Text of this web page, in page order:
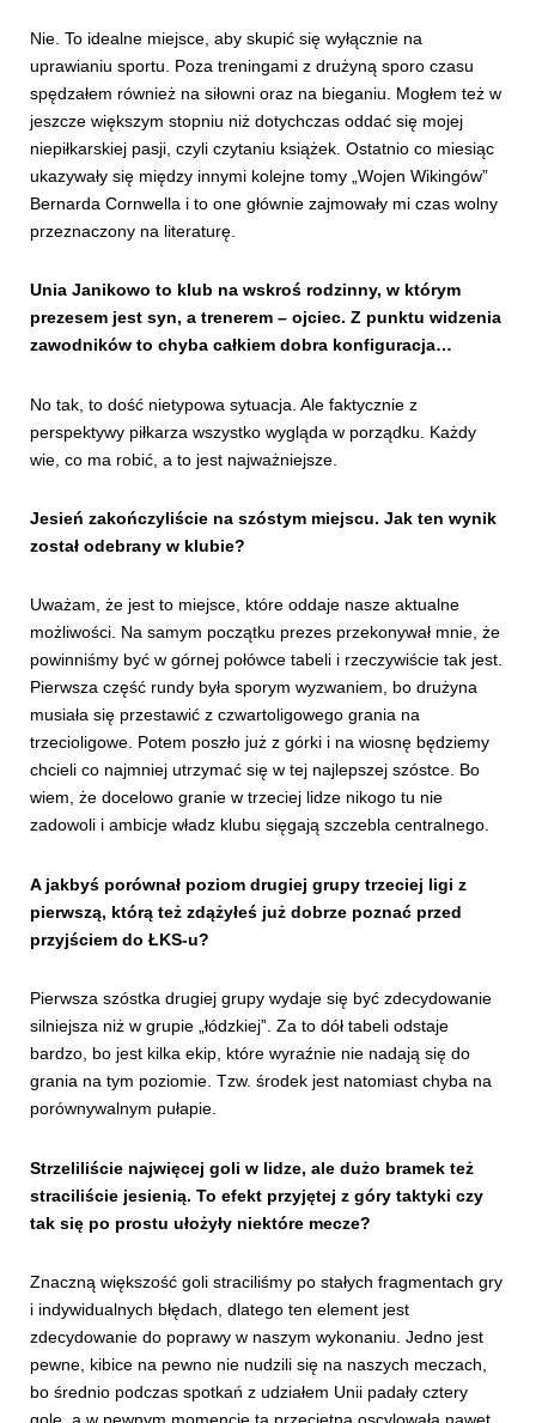
Nie. To idealne miejsce, aby skupić się wyłącznie na
uprawianiu sportu. Poza treningami z drużyną sporo czasu
spędzałem również na siłowni oraz na bieganiu. Mogłem też w
jeszcze większym stopniu niż dotychczas oddać się mojej
niepiłkarskiej pasji, czyli czytaniu książek. Ostatnio co miesiąc
ukazywały się między innymi kolejne tomy „Wojen Wikingów”
Bernarda Cornwella i to one głównie zajmowały mi czas wolny
przeznaczony na literaturę.
Unia Janikowo to klub na wskroś rodzinny, w którym
prezesem jest syn, a trenerem – ojciec. Z punktu widzenia
zawodników to chyba całkiem dobra konfiguracja…
No tak, to dość nietypowa sytuacja. Ale faktycznie z
perspektywy piłkarza wszystko wygląda w porządku. Każdy
wie, co ma robić, a to jest najważniejsze.
Jesień zakończyliście na szóstym miejscu. Jak ten wynik
został odebrany w klubie?
Uważam, że jest to miejsce, które oddaje nasze aktualne
możliwości. Na samym początku prezes przekonywał mnie, że
powinniśmy być w górnej połówce tabeli i rzeczywiście tak jest.
Pierwsza część rundy była sporym wyzwaniem, bo drużyna
musiała się przestawić z czwartoligowego grania na
trzecioligowe. Potem poszło już z górki i na wiosnę będziemy
chcieli co najmniej utrzymać się w tej najlepszej szóstce. Bo
wiem, że docelowo granie w trzeciej lidze nikogo tu nie
zadowoli i ambicje władz klubu sięgają szczebla centralnego.
A jakbyś porównał poziom drugiej grupy trzeciej ligi z
pierwszą, którą też zdążyłeś już dobrze poznać przed
przyjściem do ŁKS-u?
Pierwsza szóstka drugiej grupy wydaje się być zdecydowanie
silniejsza niż w grupie „łódzkiej”. Za to dół tabeli odstaje
bardzo, bo jest kilka ekip, które wyraźnie nie nadają się do
grania na tym poziomie. Tzw. środek jest natomiast chyba na
porównywalnym pułapie.
Strzeliliście najwięcej goli w lidze, ale dużo bramek też
straciliście jesienią. To efekt przyjętej z góry taktyki czy
tak się po prostu ułożyły niektóre mecze?
Znaczną większość goli straciliśmy po stałych fragmentach gry
i indywidualnych błędach, dlatego ten element jest
zdecydowanie do poprawy w naszym wykonaniu. Jedno jest
pewne, kibice na pewno nie nudzili się na naszych meczach,
bo średnio podczas spotkań z udziałem Unii padały cztery